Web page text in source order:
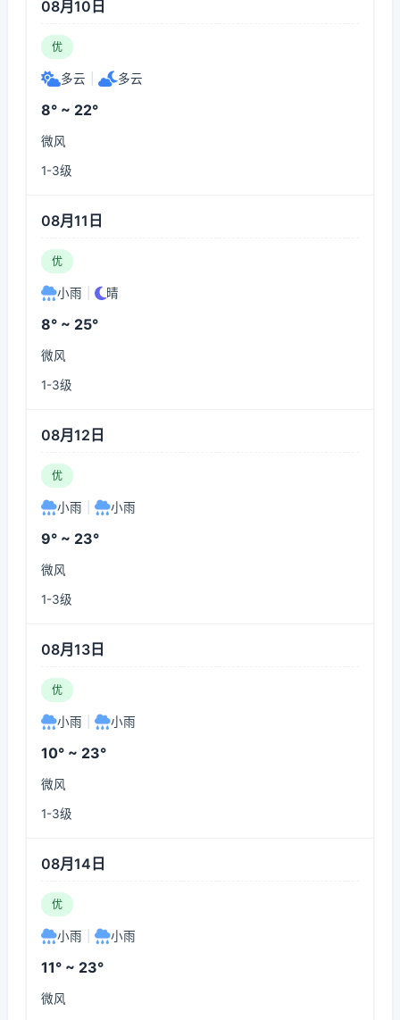
08月10日
优
多云 多云
8° ~ 22°
微风
1-3级
08月11日
优
小雨 晴
8° ~ 25°
微风
1-3级
08月12日
优
小雨 小雨
9° ~ 23°
微风
1-3级
08月13日
优
小雨 小雨
10° ~ 23°
微风
1-3级
08月14日
优
小雨 小雨
11° ~ 23°
微风